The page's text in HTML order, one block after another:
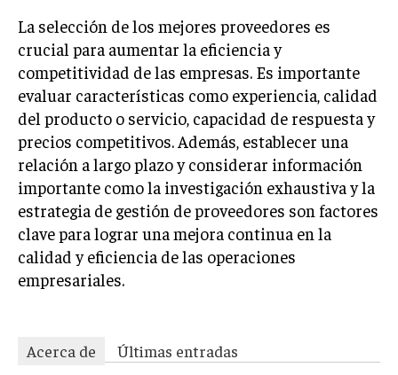
Aparece en periódicos digitales y domina los buscadores,
Infórmate aquí.
La selección de los mejores proveedores es
crucial para aumentar la eficiencia y
competitividad de las empresas. Es importante
evaluar características como experiencia, calidad
del producto o servicio, capacidad de respuesta y
precios competitivos. Además, establecer una
relación a largo plazo y considerar información
importante como la investigación exhaustiva y la
estrategia de gestión de proveedores son factores
clave para lograr una mejora continua en la
calidad y eficiencia de las operaciones
empresariales.
Acerca de
Últimas entradas